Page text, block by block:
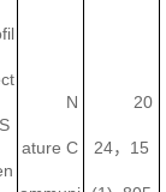
N
ature C
20
24， 15